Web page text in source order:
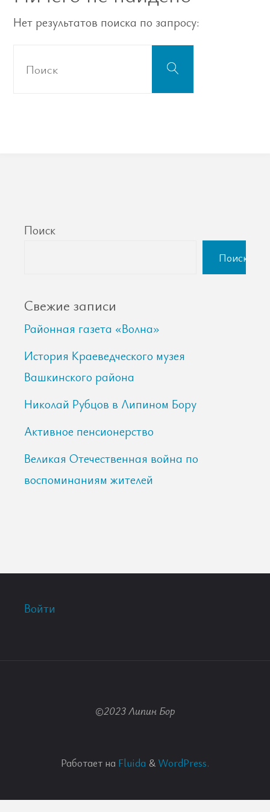
Нет результатов поиска по запросу:
Поиск
Поиск
Поиск
Свежие записи
Районная газета «Волна»
История Краеведческого музея
Вашкинского района
Николай Рубцов в Липином Бору
Активное пенсионерство
Великая Отечественная война по
воспоминаниям жителей
Войти
©2023 Липин Бор
Работает на Fluida & WordPress.